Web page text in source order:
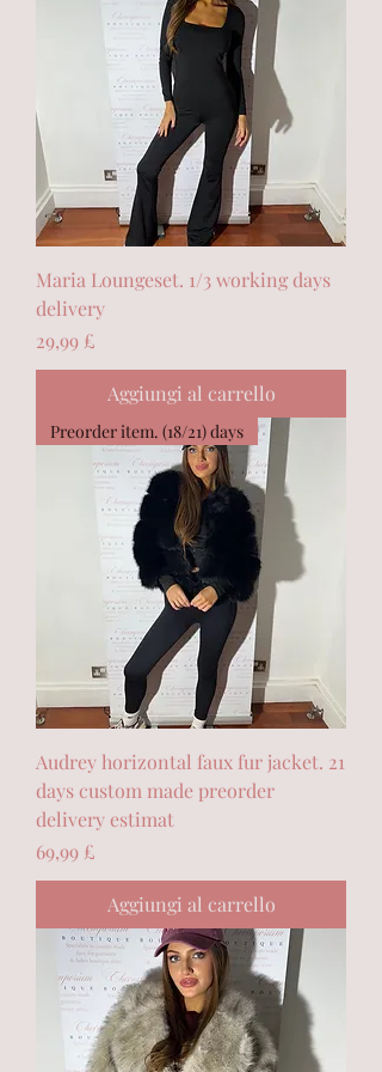
Maria Loungeset. 1/3 working days
delivery
Prezzo
29,99 £
Aggiungi al carrello
Preorder item. (18/21) days
Audrey horizontal faux fur jacket. 21
days custom made preorder
delivery estimat
Prezzo
69,99 £
Aggiungi al carrello